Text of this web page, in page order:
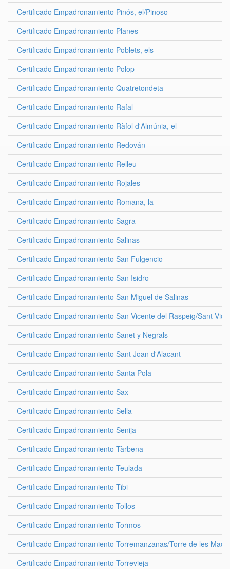
- Certificado Empadronamiento Pinós, el/Pinoso
- Certificado Empadronamiento Planes
- Certificado Empadronamiento Poblets, els
- Certificado Empadronamiento Polop
- Certificado Empadronamiento Quatretondeta
- Certificado Empadronamiento Rafal
- Certificado Empadronamiento Ràfol d'Almúnia, el
- Certificado Empadronamiento Redován
- Certificado Empadronamiento Relleu
- Certificado Empadronamiento Rojales
- Certificado Empadronamiento Romana, la
- Certificado Empadronamiento Sagra
- Certificado Empadronamiento Salinas
- Certificado Empadronamiento San Fulgencio
- Certificado Empadronamiento San Isidro
- Certificado Empadronamiento San Miguel de Salinas
- Certificado Empadronamiento San Vicente del Raspeig/Sant
- Certificado Empadronamiento Sanet y Negrals
- Certificado Empadronamiento Sant Joan d'Alacant
- Certificado Empadronamiento Santa Pola
- Certificado Empadronamiento Sax
- Certificado Empadronamiento Sella
- Certificado Empadronamiento Senija
- Certificado Empadronamiento Tàrbena
- Certificado Empadronamiento Teulada
- Certificado Empadronamiento Tibi
- Certificado Empadronamiento Tollos
- Certificado Empadronamiento Tormos
- Certificado Empadronamiento Torremanzanas/Torre de les
- Certificado Empadronamiento Torrevieja